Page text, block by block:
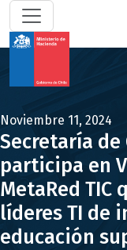
Noviembre 11, 2024
Secretaría
participa en
MetaRed TIC
líderes TI de
educación